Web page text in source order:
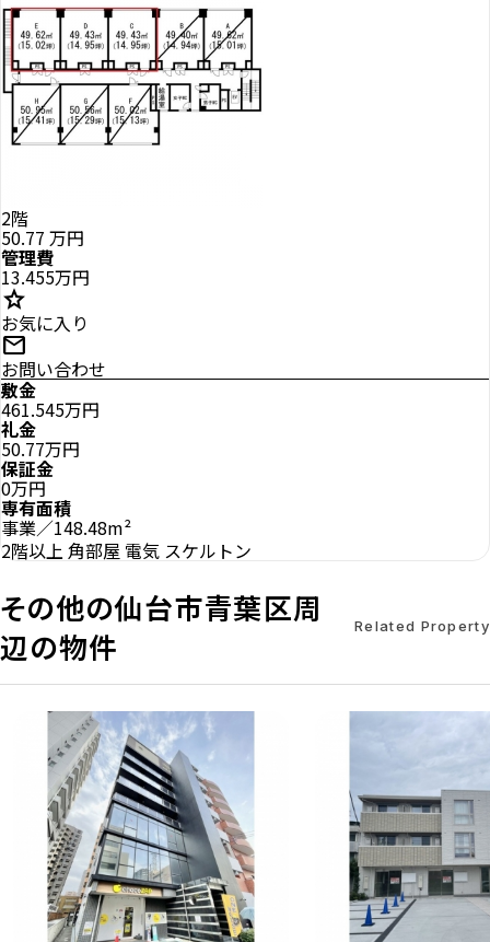
2階
50.77 万円
管理費
13.455万円
star
お気に入り
mail
お問い合わせ
敷金
461.545万円
礼金
50.77万円
保証金
0万円
専有面積
事業／148.48m²
2階以上 角部屋 電気 スケルトン
その他の仙台市青葉区周
辺の物件
Related Property